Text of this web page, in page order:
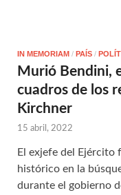
IN MEMORIAM / PAÍS /
Murió Bendini,
cuadros de los
Kirchner
15 abril, 2022
El exjefe del
histórico en la
durante el gobierno